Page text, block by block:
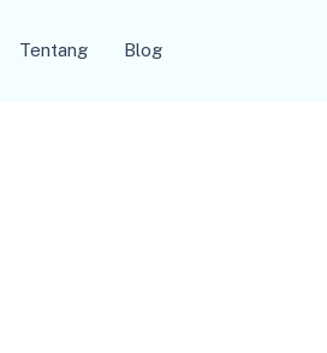
Tentang Blog